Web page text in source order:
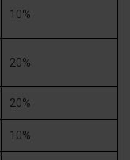
10%
20%
20%
10%